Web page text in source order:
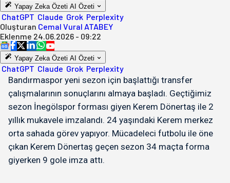
Yapay Zeka Özeti AI Özeti
ChatGPT Claude Grok Perplexity
Oluşturan Cemal Vural ATABEY
Eklenme 24.06.2026 - 09:22
Yapay Zeka Özeti AI Özeti
ChatGPT Claude Grok Perplexity
Bandırmaspor yeni sezon için başlattığı transfer
çalışmalarının sonuçlarını almaya başladı. Geçtiğimiz
sezon İnegölspor forması giyen Kerem Dönertaş ile 2
yıllık mukavele imzalandı. 24 yaşındaki Kerem merkez
orta sahada görev yapıyor. Mücadeleci futbolu ile öne
çıkan Kerem Dönertaş geçen sezon 34 maçta forma
giyerken 9 gole imza attı.